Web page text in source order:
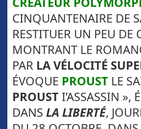
CINQUANTENAIRE DE
RESTITUER UN PEU DE
MONTRANT LE
PAR LA VÉLOCITÉ
ÉVOQUE PROUST LE
PROUST I’ASSASSIN »,
DANS LA LIBERTÉ,